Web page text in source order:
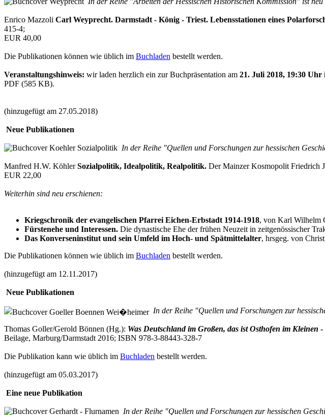
Enrico Mazzoli Carl Weyprecht. Darmstadt - König - Triest. Lebensstationen eines
415-4;
EUR 40,00
Die Publikationen können wie üblich im Buchladen bestellt werden.
Veranstaltungshinweis: wir laden herzlich ein zur Buchpräsentation am 21. Juli 2018, 19:30
PDF (585 KB).
(hinzugefügt am 27.05.2018)
Neue Publikationen
In der Reihe "Quellen und Forschungen zur hessischen
Manfred H.W. KöhlerSozialpolitik, Idealpolitik, Realpolitik. Der Mainzer Kosmopolit Friedrich
EUR 22,00
Weiterhin sind neu erschienen:
Kriegschronik der evangelischen Pfarrei Eichen-Erbstadt 1914-1918, von Karl Wilhelm
Fürstenehe und Interessen. Die dynastische Ehe der frühen Neuzeit in zeitgenössischer
Das Konverseninstitut und sein Umfeld im Hoch- und Spätmittelalter, hrsgeg. von
Die Publikationen können wie üblich im Buchladen bestellt werden.
(hinzugefügt am 12.11.2017)
Neue Publikationen
In der Reihe "Quellen und Forschungen zur
Thomas Goller/Gerold Bönnen (Hg.): Was Deutschland im Großen, das ist Osthofen im Kleinen -
Beilage, Marburg/Darmstadt 2016; ISBN 978-3-88443-328-7
Die Publikation kann wie üblich im Buchladen bestellt werden.
(hinzugefügt am 05.03.2017)
Eine neue Publikation
In der Reihe "Quellen und Forschungen zur hessischen